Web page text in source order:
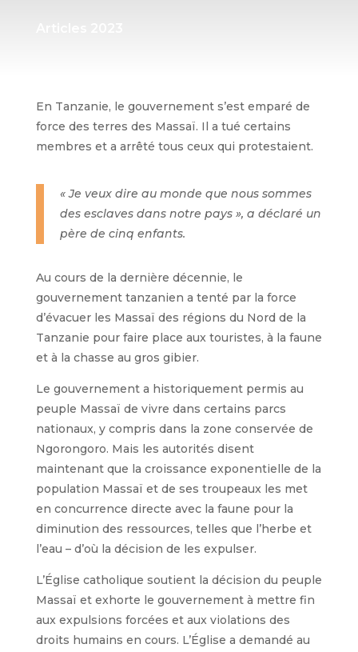
En Tanzanie, le gouvernement s’est emparé de
force des terres des Massaï. Il a tué certains
membres et a arrêté tous ceux qui protestaient.
« Je veux dire au monde que nous sommes
des esclaves dans notre pays », a déclaré un
père de cinq enfants.
Au cours de la dernière décennie, le
gouvernement tanzanien a tenté par la force
d’évacuer les Massaï des régions du Nord de la
Tanzanie pour faire place aux touristes, à la faune
et à la chasse au gros gibier.
Le gouvernement a historiquement permis au
peuple Massaï de vivre dans certains parcs
nationaux, y compris dans la zone conservée de
Ngorongoro. Mais les autorités disent
maintenant que la croissance exponentielle de la
population Massaï et de ses troupeaux les met
en concurrence directe avec la faune pour la
diminution des ressources, telles que l’herbe et
l’eau – d’où la décision de les expulser.
L’Église catholique soutient la décision du peuple
Massaï et exhorte le gouvernement à mettre fin
aux expulsions forcées et aux violations des
droits humains en cours. L’Église a demandé au